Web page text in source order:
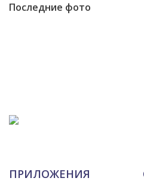
Последние фото
ПРИЛОЖЕНИЯ